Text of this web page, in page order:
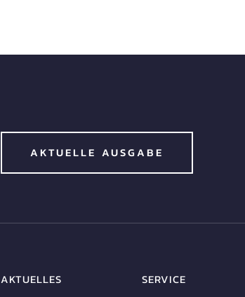
AKTUELLE AUSGABE
AKTUELLES SERVICE